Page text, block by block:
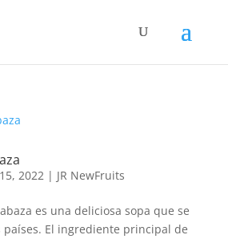
2022| JR NewFruits
es una deliciosa sopa que se
países. El ingrediente principal de